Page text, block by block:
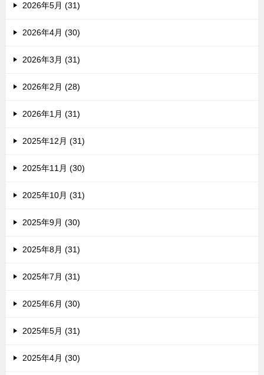
2026年5月 (31)
2026年4月 (30)
2026年3月 (31)
2026年2月 (28)
2026年1月 (31)
2025年12月 (31)
2025年11月 (30)
2025年10月 (31)
2025年9月 (30)
2025年8月 (31)
2025年7月 (31)
2025年6月 (30)
2025年5月 (31)
2025年4月 (30)